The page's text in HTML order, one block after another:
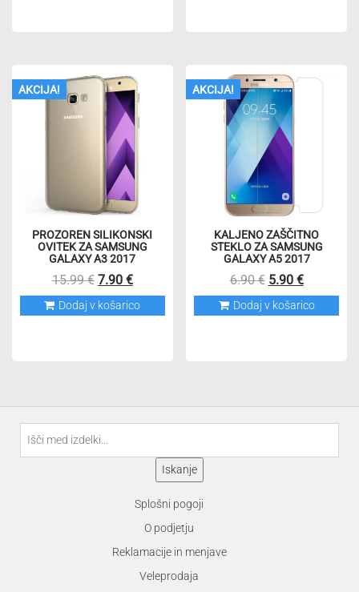
AKCIJA!
PROZOREN SILIKONSKI
OVITEK ZA SAMSUNG
GALAXY A3 2017
15.99€ Izvirna
cena
7.90 €Trenutna
cena
Dodaj v košarico
AKCIJA!
KALJENO ZAŠČITNO
STEKLO ZA SAMSUNG
GALAXY A5 2017
6.90€ Izvirna
cena
5.90 €Trenutna
cena
Dodaj v košarico
Išči:
Iskanje
Splošni pogoji
O podjetju
Reklamacije in menjave
Veleprodaja